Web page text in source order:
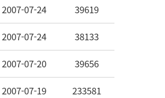
2007-07-24 39619
2007-07-24 38133
2007-07-20 39656
2007-07-19 233581